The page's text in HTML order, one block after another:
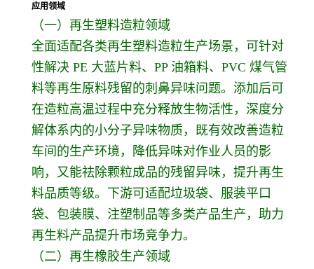
应用领域
（一）再生塑料造粒领域
全面适配各类再生塑料造粒生产场景，可针对
性解决 PE 大蓝片料、PP 油箱料、PVC 煤气管
料等再生原料残留的刺鼻异味问题。添加后可
在造粒高温过程中充分释放生物活性，深度分
解体系内的小分子异味物质，既有效改善造粒
车间的生产环境，降低异味对作业人员的影
响，又能祛除颗粒成品的残留异味，提升再生
料品质等级。下游可适配垃圾袋、服装平口
袋、包装膜、注塑制品等多类产品生产，助力
再生料产品提升市场竞争力。
（二）再生橡胶生产领域